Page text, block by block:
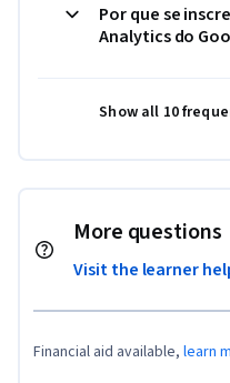
Por que se
Analytics do
Show all 10
More questions
Visit the learner
Financial aid available, learn